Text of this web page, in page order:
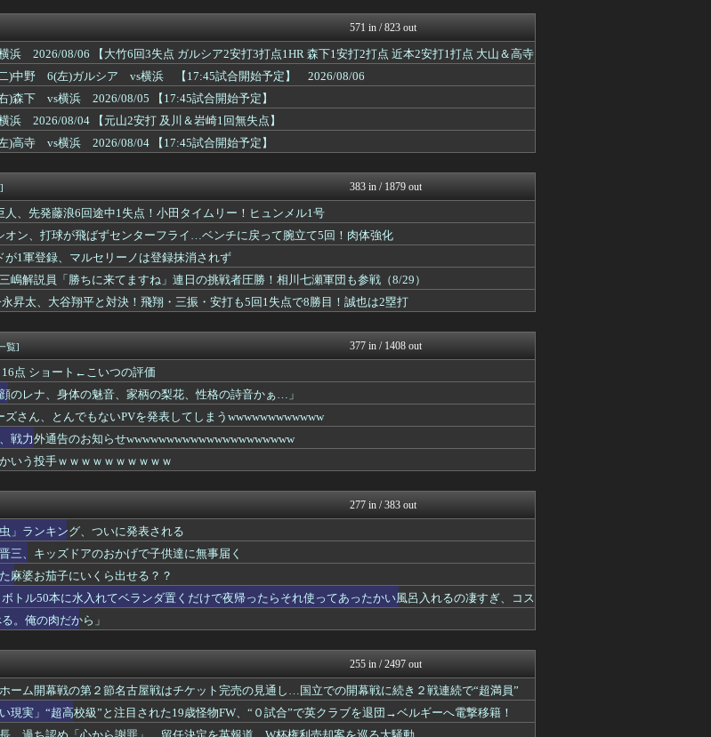
平と対決！飛翔・三振・安打も5回1失点で8勝...
ベイスターズNEWS
に会話。コーチ「今10段階で6ぐらい。来た時は...
ツバメ速報＠ヤクルトスワロ...
-/==鴎=========鷲（...
やみ速@なんJ西武まとめ
試合後に涙…「嬉しい気持ちと絶対失敗しちゃい...
日刊やきう速報
クトリリーフ
阪神タイガースちゃんねる
せたい」 将来のビジョンに言及
バスケまとめ・COM
島 8/6/10:30
ーｗｗｗｗｗ
まとめロッテ！
さ
竜速（りゅうそく）
に」岩瀬社長が抱負を語る
footballnet【サ...
－ロッテ
加入！！プレシーズン参加から本契約へ！
サカサカ10【サッカーまと...
心から謝罪」 留任決定を英報道…W杯権利売...
フットボール速報
3位ヤクルトまで3G差←珍しい状況
広島東洋カープまとめブログ...
？
フィルダースチョイス
そう
ポリー速報
先頭弾＆26号も空砲…ド軍は今季ワースト...
日刊やきう速報
←こいつの評価
ってなんじぇですかー
まとめロッテ！
らMFジャクソン・アーバインを完全移籍で獲得...
ドメサカブログ
希望」 パルマが移籍金増額要求 日本人史...
橋遥人は休養でもいいよな
！
やみ速@なんJ西武まとめ
“勝利の儀式” 宮下「チームが一つになってい...
ベイスターズ速報＠なんJ
4部門トップ2以内の衝撃
ム差wwwww
に喝「殻を破ってほしい」【監督談話】
広島東洋カープまとめブログ...
で今季初点灯 鷹速@ホークスまとめブログ
571 in / 823 out
横浜 2026/08/06 【大竹6回3失点 ガルシア2安打3打点1HR 森下1安打2打点 近本2安打1打点 大山＆高寺
】
二)中野 6(左)ガルシア vs横浜 【17:45試合開始予定】 2026/08/06
右)森下 vs横浜 2026/08/05 【17:45試合開始予定】
浜 2026/08/04 【元山2安打 及川＆岩崎1回無失点】
左)高寺 vs横浜 2026/08/04 【17:45試合開始予定】
383 in / 1879 out
人、先発藤浪6回途中1失点！小田タイムリー！ヒュンメル1号
オン、打球が飛ばずセンターフライ…ベンチに戻って腕立て5回！肉体強化
が1軍登録、マルセリーノは登録抹消されず
嶋解説員「勝ちに来てますね」連日の挑戦者圧勝！相川七瀬軍団も参戦（8/29）
永昇太、大谷翔平と対決！飛翔・三振・安打も5回1失点で8勝目！誠也は2塁打
覧] 377 in / 1408 out
16点 ショート←こいつの評価
のレナ、身体の魅音、家柄の梨花、性格の詩音かぁ…」
ズさん、とんでもないPVを発表してしまうwwwwwwwwwwww
戦力外通告のお知らせwwwwwwwwwwwwwwwwwwwww
いう投手ｗｗｗｗｗｗｗｗｗｗ
277 in / 383 out
」ランキング、ついに発表される
三、キッズドアのおかげで子供達に無事届く
麻婆お茄子にいくら出せる？？
ボトル50本に水入れてベランダ置くだけで夜帰ったらそれ使ってあったかい風呂入れるの凄すぎ、コス
。俺の肉だから」
255 in / 2497 out
ホーム開幕戦の第２節名古屋戦はチケット完売の見通し…国立での開幕戦に続き２戦連続で“超満員”
現実」“超高校級”と注目された19歳怪物FW、“０試合”で英クラブを退団→ベルギーへ電撃移籍！